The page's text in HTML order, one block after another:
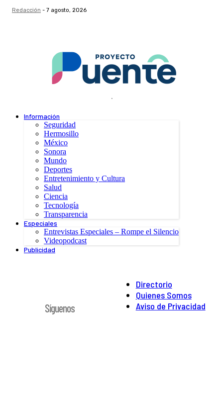
Redacción - 7 agosto, 2026
.
Información
Seguridad
Hermosillo
México
Sonora
Mundo
Deportes
Entretenimiento y Cultura
Salud
Ciencia
Tecnología
Transparencia
Especiales
Entrevistas Especiales – Rompe el Silencio
Videopodcast
Publicidad
Directorio
Quienes Somos
Aviso de Privacidad
Síguenos